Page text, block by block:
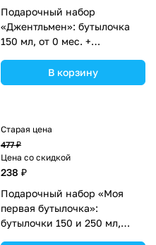
Подарочный набор
«Джентльмен»: бутылочка
150 мл, от 0 мес. +
из махры (№3654353).
В корзину
Старая цена
477 ₽
Цена со скидкой
238 ₽
Подарочный набор «Моя
первая бутылочка»:
бутылочки 150 и 250 мл,